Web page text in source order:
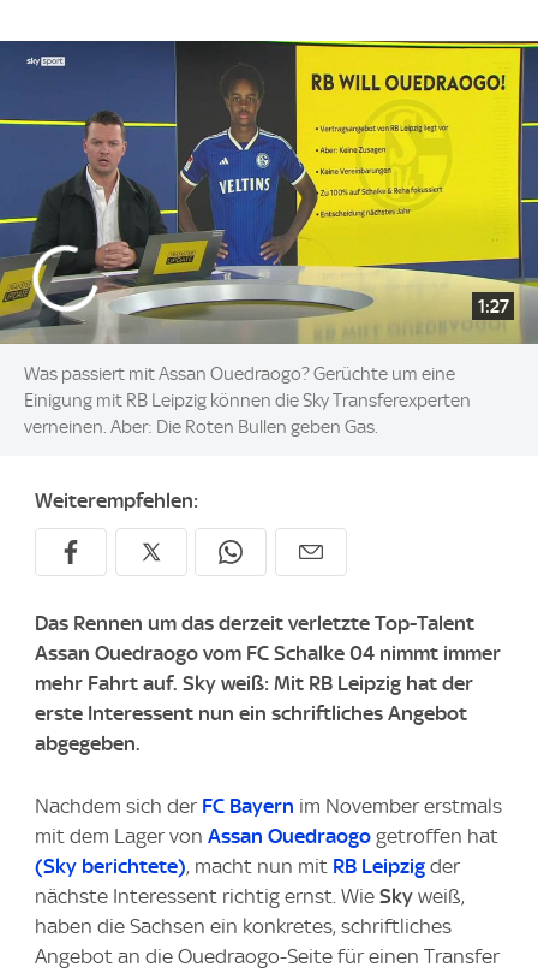
1:27
Was passiert mit Assan Ouedraogo? Gerüchte um eine
Einigung mit RB Leipzig können die Sky Transferexperten
verneinen. Aber: Die Roten Bullen geben Gas.
Weiterempfehlen:
Das Rennen um das derzeit verletzte Top-Talent
Assan Ouedraogo vom FC Schalke 04 nimmt immer
mehr Fahrt auf. Sky weiß: Mit RB Leipzig hat der
erste Interessent nun ein schriftliches Angebot
abgegeben.
Nachdem sich der FC Bayern im November erstmals
mit dem Lager von Assan Ouedraogo getroffen hat
(Sky berichtete), macht nun mit RB Leipzig der
nächste Interessent richtig ernst. Wie Sky weiß,
haben die Sachsen ein konkretes, schriftliches
Angebot an die Ouedraogo-Seite für einen Transfer